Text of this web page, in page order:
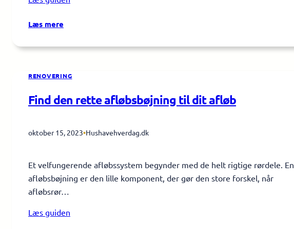
Læs mere
tilbehør
ekstraudstyr
jeg
købe
min
RENOVERING
Find den rette afløbsbøjning til dit afløb
oktober 15, 2023•Hushavehverdag.dk
Et velfungerende afløbssystem begynder med de helt rigtige rørdele. En
afløbsbøjning er den lille komponent, der gør den store forskel, når
afløbsrør…
Læs guiden